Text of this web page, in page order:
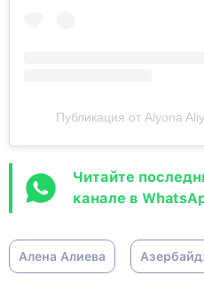
Публикация от Alyona
Читайте
канале в
Алена Алиева